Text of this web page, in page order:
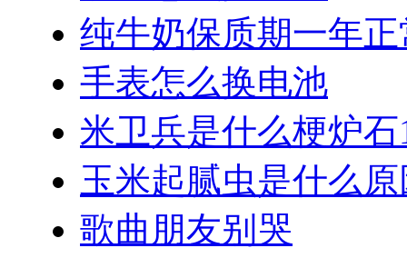
纯牛奶保质期一年
手表怎么换电池
米卫兵是什么梗炉石
玉米起腻虫是什么原
歌曲朋友别哭